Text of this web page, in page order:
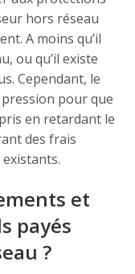
hors réseau
A moins qu’il
ou qu’il existe
Cependant, le
pour que
en retardant le
des frais
et
payés
?